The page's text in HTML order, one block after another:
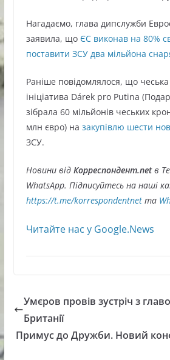
Нагадаємо, глава дипслужби
заявила, що ЄС виконав на 80%
поставити ЗСУ два мільйона
Раніше повідомлялося, що
ініціатива Dárek pro Putina
зібрала 60 мільйонів чеських
млн євро) на закупівлю шести
ЗСУ.
Новини відКорреспондент.netв
WhatsApp. Підписуйтесь на наші
https://t.me/korrespondentnetта
Читайте нас у Google.News
Умєров провів зустріч з
Британії
Примус до Дружби. Новий